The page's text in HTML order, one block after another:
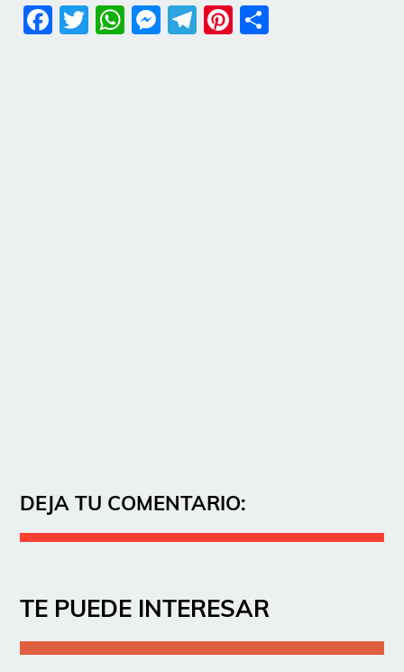
Facebook
Twitter
WhatsApp
Messenger
Telegram
Pinterest
DEJA TU COMENTARIO:
TE PUEDE INTERESAR